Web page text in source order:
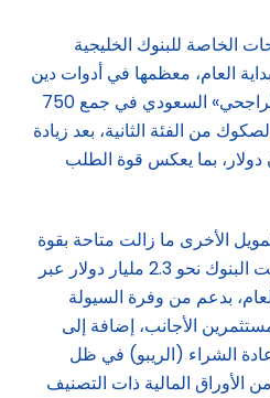
الخاصة للبنوك الخليجية
منذ بداية العام، معظمها في أدوات دين
ممتازة، فيما نجح مصرف «الراجحي» السعودي في جمع 750
من الفئة الثانية، بعد زيادة
من 500 مليون دولار، بما يعكس قوة الطلب
الأخرى ما زالت متاحة بقوة
أمام البنوك الخليجية، إذ جمعت البنوك نحو 2.3 مليار دولار عبر
بدعم من وفرة السيولة
الأجانب، إضافة إلى
الشراء (الريبو) في ظل
الأوراق المالية ذات التصنيف